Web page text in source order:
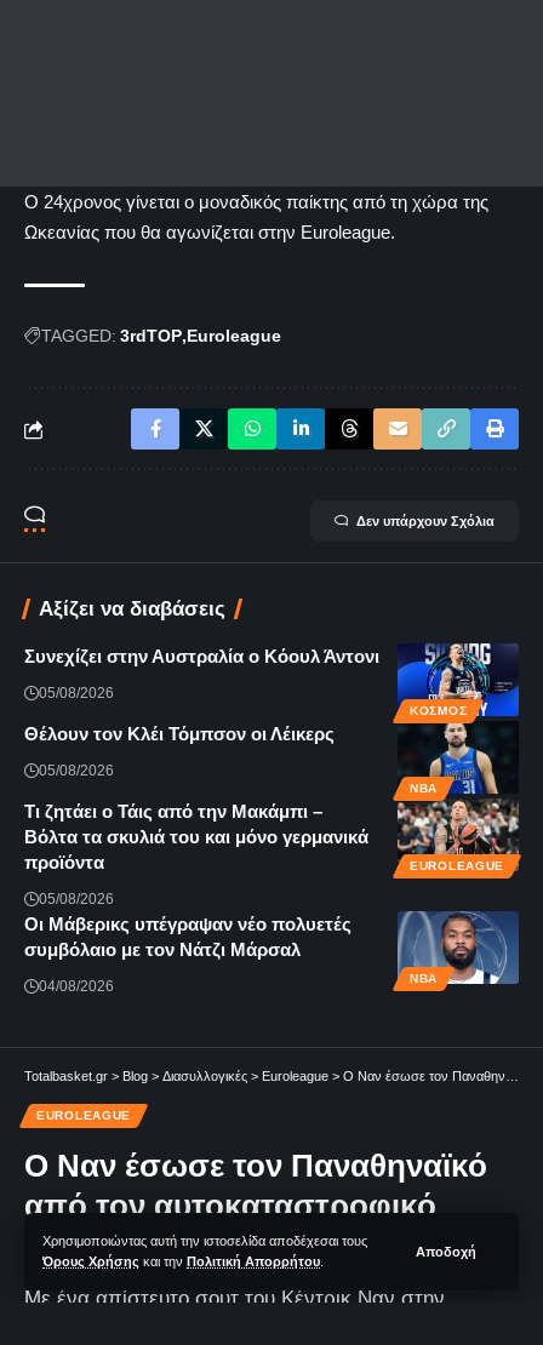
Χρησιμοποιώντας αυτή την ιστοσελίδα αποδέχεσαι τους
Όρους Χρήσης και την Πολιτική Απορρήτου
Αποδοχή
Ο 24χρονος γίνεται ο μοναδικός παίκτης από τη χώρα της
Ωκεανίας που θα αγωνίζεται στην Euroleague.
TAGGED: 3rdTOP Euroleague
Δεν υπάρχουν Σχόλια
Αξίζει να διαβάσεις
ΚΌΣΜΟΣ
Συνεχίζει στην Αυστραλία ο Κόουλ Άντονι
05/08/2026
NBA
Θέλουν τον Κλέι Τόμπσον οι Λέικερς
05/08/2026
EUROLEAGUE
Τι ζητάει ο Τάις από την Μακάμπι –
Βόλτα τα σκυλιά του και μόνο γερμανικά
προϊόντα
05/08/2026
NBA
Οι Μάβερικς υπέγραψαν νέο πολυετές
συμβόλαιο με τον Νάτζι Μάρσαλ
04/08/2026
Totalbasket.gr > Blog > Διασυλλογικές > Euroleague > Ο Ναν έσωσε τον Παναθηναϊκό από τον αυτοκαταστροφικό εαυτό του!
EUROLEAGUE
Ο Ναν έσωσε τον Παναθηναϊκό
από τον αυτοκαταστροφικό
εαυτό του!
Με ένα απίστευτο σουτ του Κέντρικ Ναν στην